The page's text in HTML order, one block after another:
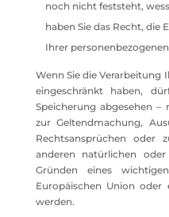
noch nicht feststeht,
haben Sie das Recht, die
Ihrer
Wenn Sie die Verarbeitung
eingeschränkt haben,
Speicherung abgesehen
zur Geltendmachung,
Rechtsansprüchen oder
anderen natürlichen
Gründen eines
Europäischen Union oder
werden.